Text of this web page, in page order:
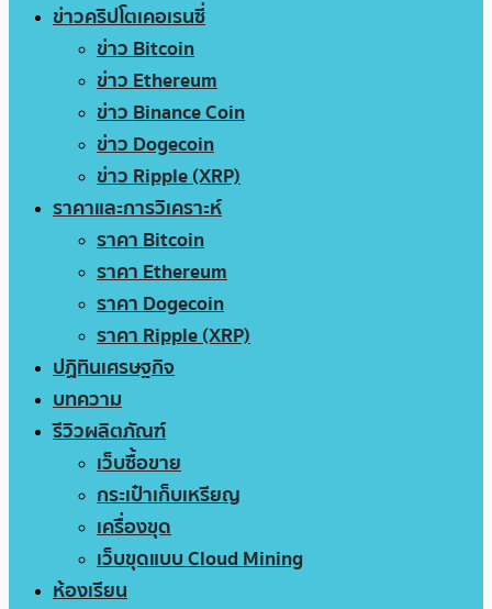
ข่าวคริปโตเคอเรนซี่
ข่าว Bitcoin
ข่าว Ethereum
ข่าว Binance Coin
ข่าว Dogecoin
ข่าว Ripple (XRP)
ราคาและการวิเคราะห์
ราคา Bitcoin
ราคา Ethereum
ราคา Dogecoin
ราคา Ripple (XRP)
ปฏิทินเศรษฐกิจ
บทความ
รีวิวผลิตภัณฑ์
เว็บซื้อขาย
กระเป๋าเก็บเหรียญ
เครื่องขุด
เว็บขุดแบบ Cloud Mining
ห้องเรียน